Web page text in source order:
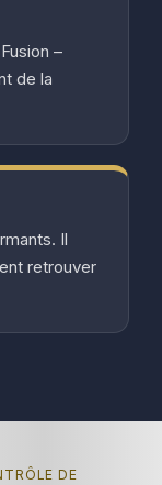
–
de la
Il
retrouver
DE